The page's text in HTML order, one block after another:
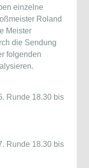
einzelne
Roland
Meister
die Sendung
folgenden
Runde 18.30 bis
Runde 18.30 bis